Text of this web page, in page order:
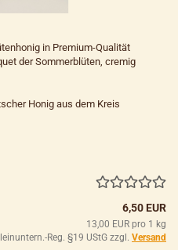
in Premium-Qualität
der Sommerblüten, cremig
Honig aus dem Kreis
6,50 EUR
13,00 EUR pro 1 kg
Reg. §19 UStG zzgl. Versand